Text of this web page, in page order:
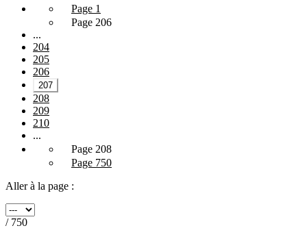
Page 1
Page 206
...
204
205
206
207
208
209
210
...
Page 208
Page 750
Aller à la page :
/ 750